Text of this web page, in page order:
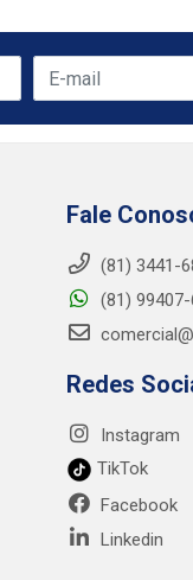
Fale
(81) 3441-
(81)
Redes
Instagram
TikTok
Facebook
Linkedin